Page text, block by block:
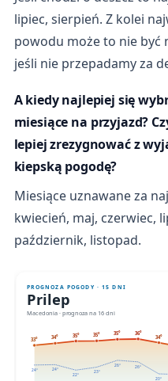
lipiec, sierpień. Z kolei
powodu może to nie być
jeśli nie przepadamy za
A kiedy najlepiej się
miesiące na przyjazd?
lepiej zrezygnować z
kiepską pogodę?
Miesiące uznawane za
kwiecień, maj, czerwiec,
październik, listopad.